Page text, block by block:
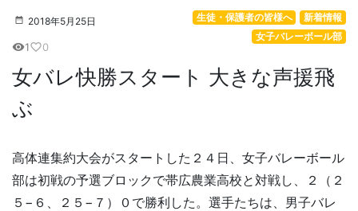
2018年5月25日 新着情報
生徒・保護者の皆様へ
女子バレーボール部
visibility1favorite_border0
女バレ快勝スタート 大きな声援飛
ぶ
高体連集約大会がスタートした２４日、女子バレーボール
部は初戦の予選ブロックで帯広農業高校と対戦し、２（２
５−６、２５−７）０で勝利した。選手たちは、男子バレ